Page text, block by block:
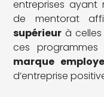
entreprises
de mentorat
supérieur à celles
ces
marque
d’entreprise